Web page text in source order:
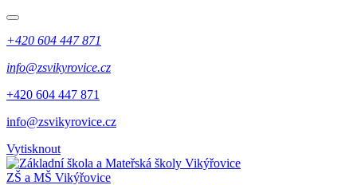
+420 604 447 871
info@zsvikyrovice.cz
+420 604 447 871
info@zsvikyrovice.cz
Vytisknout
ZŠ a MŠ Vikýřovice